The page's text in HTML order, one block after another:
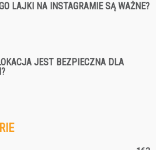
LAJKI NA INSTAGRAMIE SĄ WAŻNE?
JEST BEZPIECZNA DLA